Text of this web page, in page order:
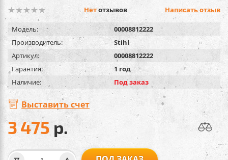
Нетотзывов Написать отзыв
Модель:
00008812222
Производитель:
Stihl
Артикул:
00008812222
Гарантия:
1 год
Наличие:
Под заказ
Выставить счет
3 475 р.